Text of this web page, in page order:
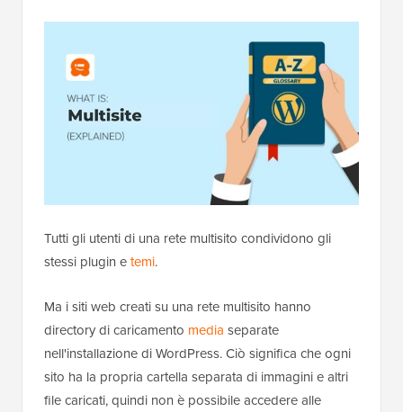
Tutti gli utenti di una rete multisito condividono gli
stessi plugin etemi.
Ma i siti web creati su una rete multisito hanno
directory di caricamento media separate
nell'installazione di WordPress. Ciò significa che ogni
sito ha la propria cartella separata di immagini e altri
file caricati, quindi non è possibile accedere alle